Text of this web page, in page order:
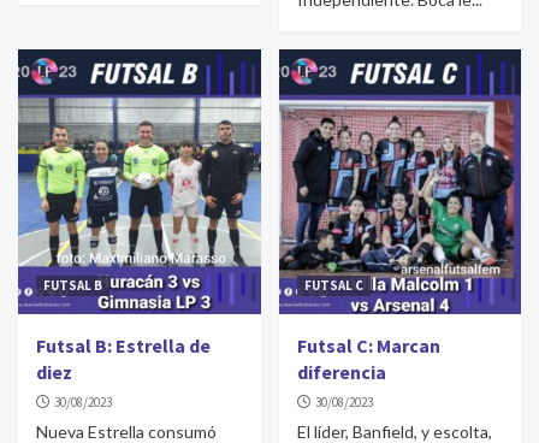
FUTSAL B
Futsal B: Estrella de
diez
30/08/2023
Nueva Estrella consumó
FUTSAL C
Futsal C: Marcan
diferencia
30/08/2023
El líder, Banfield, y escolta,